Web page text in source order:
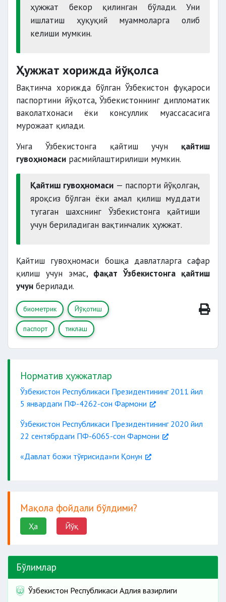
ҳужжат бекор қилинган бўлади. Уни
ишлатиш ҳуқуқий муаммоларга олиб
келиши мумкин.
Ҳужжат хорижда йўқолса
Вақтинча хорижда бўлган Ўзбекистон фуқароси
паспортини йўқотса, Ўзбекистоннинг дипломатик
ваколатхонаси ёки консуллик муассасасига
мурожаат қилади.
Унга Ўзбекистонга қайтиш учун қайтиш
гувоҳномаси расмийлаштирилиши мумкин.
Қайтиш гувоҳномаси — паспорти йўқолган,
яроқсиз бўлган ёки амал қилиш муддати
тугаган шахснинг Ўзбекистонга қайтиши
учун бериладиган вақтинчалик ҳужжат.
Қайтиш гувоҳномаси бошқа давлатларга сафар
қилиш учун эмас, фақат Ўзбекистонга қайтиш
учун берилади.
биометрик Йўқотиш
паспорт тиклаш
Норматив ҳужжатлар
Ўзбекистон Республикаси Президентининг 2011 йил
5 январдаги ПФ-4262-сон Фармони
Ўзбекистон Республикаси Президентининг 2020 йил
22 сентябрдаги ПФ-6065-сон Фармони
«Давлат божи тўғрисида»ги Қонун
Мақола фойдали бўлдими?
Ҳа Йўқ
Бўлимлар
Ўзбекистон Республикаси Адлия вазирлиги